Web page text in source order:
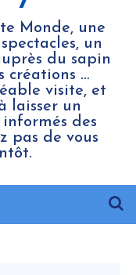
Monde, une
un
du sapin
créations …
visite, et
laisser un
des
pas de vous